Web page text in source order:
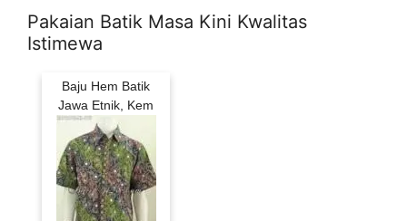
Pakaian Batik Masa Kini Kwalitas
Istimewa
Baju Hem Batik
Jawa Etnik, Kem